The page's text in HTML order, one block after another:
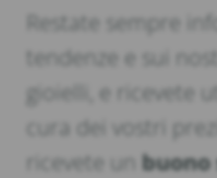
Restate sempre
tendenze e sui
gioielli, e ricevete
cura dei vostri
ricevete un buono